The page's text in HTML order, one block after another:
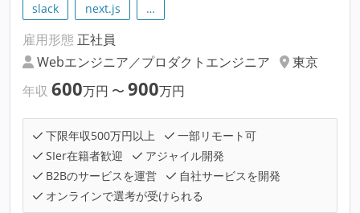
slack
next.js …
雇用形態 正社員
Webエンジニア／プロダクトエンジニア
東京
年収 600万円 〜 900万円
下限年収500万円以上
一部リモート可
SIer在籍者歓迎
アジャイル開発
B2Bのサービスを運営
自社サービスを開発
オンラインで選考が受けられる